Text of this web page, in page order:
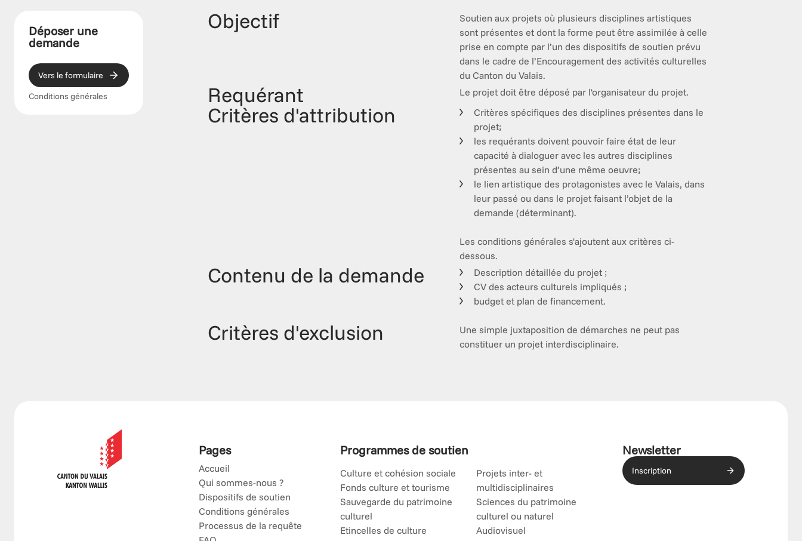
Déposer une
demande
Vers le formulaire
Conditions générales
Objectif
Soutien aux projets où plusieurs disciplines artistiques
sont présentes et dont la forme peut être assimilée à celle
prise en compte par l’un des dispositifs de soutien prévu
dans le cadre de l’Encouragement des activités culturelles
du Canton du Valais.
Requérant Le projet doit être déposé par l'organisateur du projet.
Critères d'attribution
Critères spécifiques des disciplines présentes dans le
projet;
les requérants doivent pouvoir faire état de leur
capacité à dialoguer avec les autres disciplines
présentes au sein d’une même oeuvre;
le lien artistique des protagonistes avec le Valais, dans
leur passé ou dans le projet faisant l’objet de la
demande (déterminant).
Les conditions générales s'ajoutent aux critères ci-
dessous.
Contenu de la demande
Description détaillée du projet ;
CV des acteurs culturels impliqués ;
budget et plan de financement.
Critères d'exclusion
Une simple juxtaposition de démarches ne peut pas
constituer un projet interdisciplinaire.
Pages
Accueil
Qui sommes-nous ?
Dispositifs de soutien
Conditions générales
Processus de la requête
Programmes de soutien
Culture et cohésion sociale
Fonds culture et tourisme
Sauvegarde du patrimoine
culturel
Etincelles de culture
Projets inter- et
multidisciplinaires
Sciences du patrimoine
culturel ou naturel
Audiovisuel
Newsletter
Inscription